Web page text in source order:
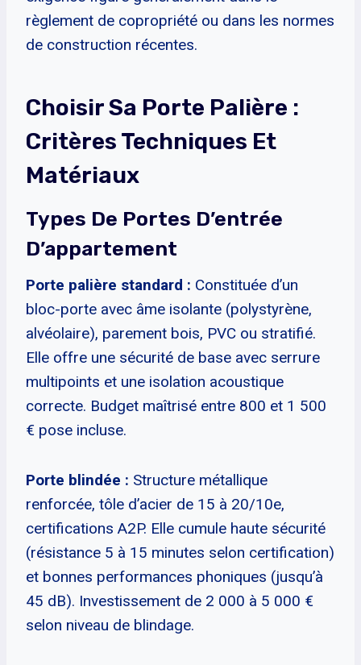
règlement de copropriété ou dans les normes
de construction récentes.
Choisir Sa Porte Palière :
Critères Techniques Et
Matériaux
Types De Portes D’entrée
D’appartement
Porte palière standard : Constituée d’un
bloc-porte avec âme isolante (polystyrène,
alvéolaire), parement bois, PVC ou stratifié.
Elle offre une sécurité de base avec serrure
multipoints et une isolation acoustique
correcte. Budget maîtrisé entre 800 et 1 500
€ pose incluse.
Porte blindée : Structure métallique
renforcée, tôle d’acier de 15 à 20/10e,
certifications A2P. Elle cumule haute sécurité
(résistance 5 à 15 minutes selon certification)
et bonnes performances phoniques (jusqu’à
45 dB). Investissement de 2 000 à 5 000 €
selon niveau de blindage.